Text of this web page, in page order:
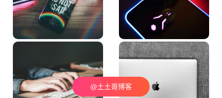
@土土哥博客